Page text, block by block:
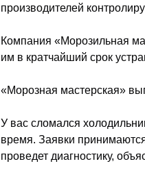
производителей
Компания «Морозильная
им в кратчайший срок
«Морозная мастерская»
У вас сломался
время. Заявки
проведет диагностику,